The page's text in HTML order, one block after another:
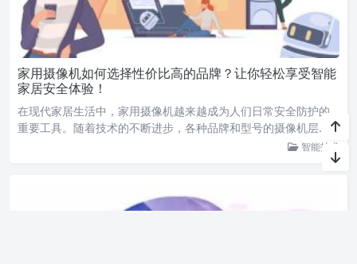
家用摄像机如何选择性价比高的品牌？让你轻松享受智能
家居安全体验！
在现代家居生活中，家用摄像机越来越成为人们日常安全防护的
重要工具。随着技术的不断进步，各种品牌和型号的摄像机层…
智能技术